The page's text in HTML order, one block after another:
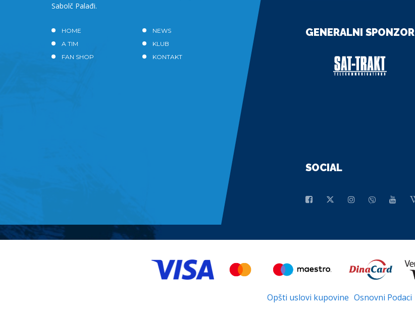
Sabolč Palađi.
HOME
NEWS
A TIM
KLUB
FAN SHOP
KONTAKT
GENERALNI SPONZOR
SOCIAL
Opšti uslovi kupovine Osnovni Podaci